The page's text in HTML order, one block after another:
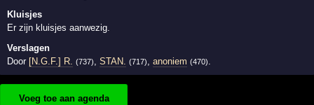
Kluisjes
Er zijn kluisjes aanwezig.
Verslagen
Door [N.G.F.] R. (737),STAN. (717),anoniem (470).
Voeg toe aan agenda